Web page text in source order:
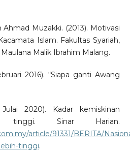
Ahmad Muzakki. (2013). Motivasi
Islam. Fakultas Syariah,
Malik Ibrahim Malang.
2016). “Siapa ganti Awang
2020). Kadar kemiskinan
tinggi. Sinar Harian.
article/91331/BERITA/
tinggi.